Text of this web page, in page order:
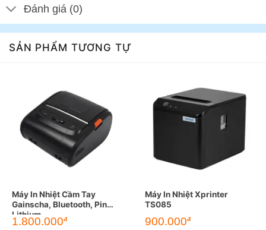
Đánh giá (0)
SẢN PHẨM TƯƠNG TỰ
Máy In Nhiệt Cầm Tay
Gainscha, Bluetooth, Pin
Lithium
1.800.000đ
Máy In Nhiệt Xprinter
TS085
900.000đ